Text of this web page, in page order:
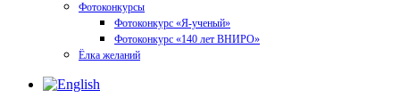
Фотоконкурсы
Фотоконкурс «Я-ученый»
Фотоконкурс «140 лет ВНИРО»
Ёлка желаний